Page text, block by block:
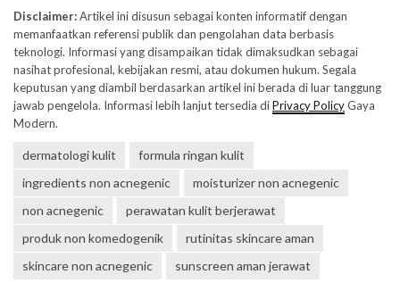
Disclaimer:Artikel ini disusun sebagai konten informatif dengan
memanfaatkan referensi publik dan pengolahan data berbasis
teknologi. Informasi yang disampaikan tidak dimaksudkan sebagai
nasihat profesional, kebijakan resmi, atau dokumen hukum. Segala
keputusan yang diambil berdasarkan artikel ini berada di luar tanggung
jawab pengelola. Informasi lebih lanjut tersedia diPrivacy PolicyGaya
Modern.
dermatologi kulit
formula ringan kulit
ingredients non acnegenic
moisturizer non acnegenic
non acnegenic
perawatan kulit berjerawat
produk non komedogenik
rutinitas skincare aman
skincare non acnegenic
sunscreen aman jerawat